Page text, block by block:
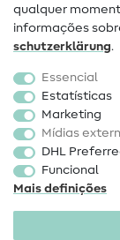
Direito de
Popular
Tecidos
Acessórios de
Promoção
qualquer
informações
schutz­erklärung.
Essencial
Estatísticas
Marketing
Mídias
DHL
Funcional
Mais definições